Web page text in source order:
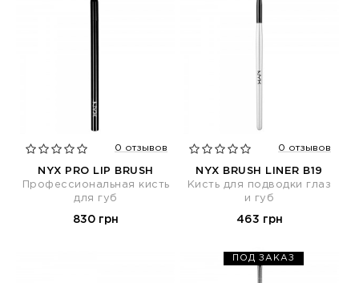
0 отзывов
NYX PRO LIP BRUSH
Профессиональная кисть
для губ
830 грн
0 отзывов
NYX BRUSH LINER B19
Кисть для подводки глаз
и губ
463 грн
ПОД ЗАКАЗ